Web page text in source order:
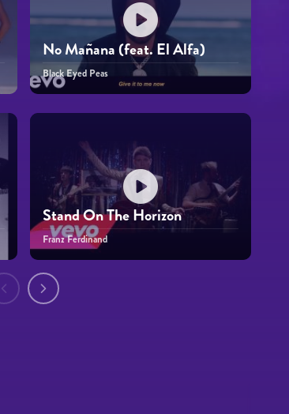
No Mañana (feat. El Alfa)
Black Eyed Peas
Stand On The Horizon
Franz Ferdinand